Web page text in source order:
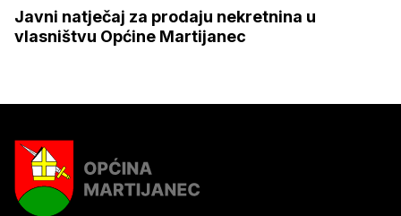
Javni natječaj za prodaju nekretnina u
vlasništvu Općine Martijanec